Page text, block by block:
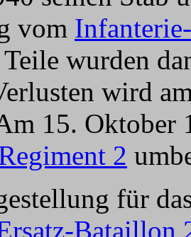
vom
Teile wurden
wird
15. Oktober
2
für
Bataillon